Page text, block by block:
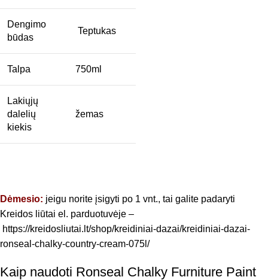
Dengimo
būdas
Teptukas
Talpa 750ml
Lakiųjų
dalelių
kiekis
žemas
Dėmesio: jeigu norite įsigyti po 1 vnt., tai galite padaryti
Kreidos liūtai el. parduotuvėje –
https://kreidosliutai.lt/shop/kreidiniai-dazai/kreidiniai-dazai-
ronseal-chalky-country-cream-075l/
Kaip naudoti Ronseal Chalky Furniture Paint